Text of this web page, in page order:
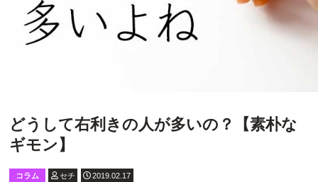
どうして右利きの人が多いの？【素朴な
ギモン】
コラム セチ 2019.02.17